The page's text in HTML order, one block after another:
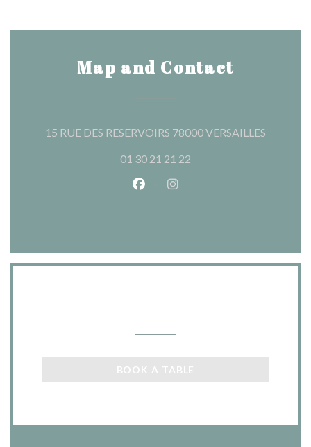
Map and Contact
15 RUE DES RESERVOIRS 78000 VERSAILLES
01 30 21 21 22
Facebook ((opens in a new
Instagram ((opens in a
BOOK A TABLE